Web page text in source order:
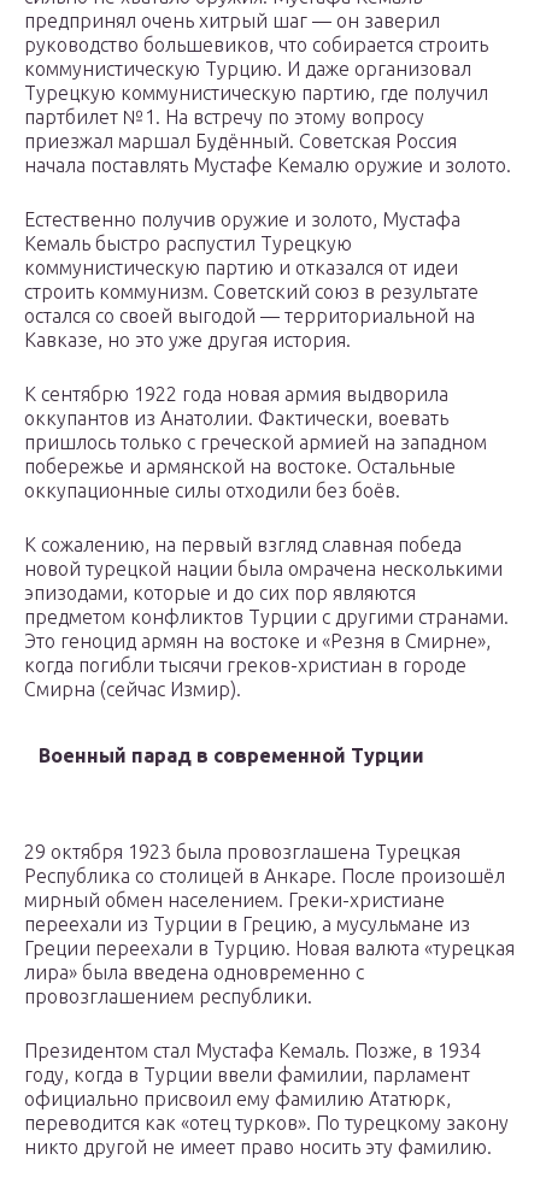
предпринял очень хитрый шаг — он заверил
руководство большевиков, что собирается строить
коммунистическую Турцию. И даже организовал
Турецкую коммунистическую партию, где получил
партбилет №1. На встречу по этому вопросу
приезжал маршал Будённый. Советская Россия
начала поставлять Мустафе Кемалю оружие и золото.
Естественно получив оружие и золото, Мустафа
Кемаль быстро распустил Турецкую
коммунистическую партию и отказался от идеи
строить коммунизм. Советский союз в результате
остался со своей выгодой — территориальной на
Кавказе, но это уже другая история.
К сентябрю 1922 года новая армия выдворила
оккупантов из Анатолии. Фактически, воевать
пришлось только с греческой армией на западном
побережье и армянской на востоке. Остальные
оккупационные силы отходили без боёв.
К сожалению, на первый взгляд славная победа
новой турецкой нации была омрачена несколькими
эпизодами, которые и до сих пор являются
предметом конфликтов Турции с другими странами.
Это геноцид армян на востоке и «Резня в Смирне»,
когда погибли тысячи греков-христиан в городе
Смирна (сейчас Измир).
Военный парад в современной Турции
29 октября 1923 была провозглашена Турецкая
Республика со столицей в Анкаре. После произошёл
мирный обмен населением. Греки-христиане
переехали из Турции в Грецию, а мусульмане из
Греции переехали в Турцию. Новая валюта «турецкая
лира» была введена одновременно с
провозглашением республики.
Президентом стал Мустафа Кемаль. Позже, в 1934
году, когда в Турции ввели фамилии, парламент
официально присвоил ему фамилию Ататюрк,
переводится как «отец турков». По турецкому закону
никто другой не имеет право носить эту фамилию.